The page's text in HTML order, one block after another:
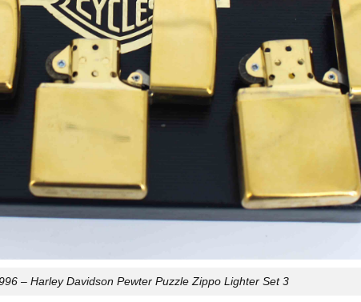
– Harley Davidson Pewter Puzzle Zippo Lighter Set 3